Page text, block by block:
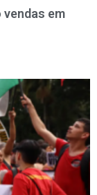
vendas em